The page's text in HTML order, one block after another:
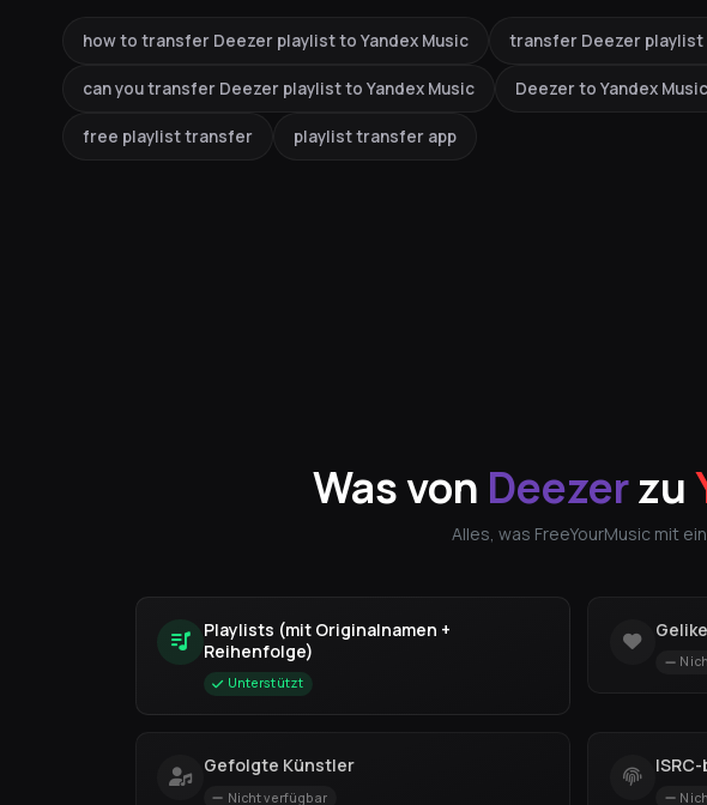
how to transfer Deezer playlist to Yandex Music transfer Deezer playlist
can you transfer Deezer playlist to Yandex Music Deezer to Yandex
free playlist transfer playlist transfer app
Was von Deezerzu
Alles, was FreeYourMusic mit
Playlists (mit Originalnamen +
Reihenfolge)
Unterstützt
Gefolgte Künstler
Nicht verfügbar